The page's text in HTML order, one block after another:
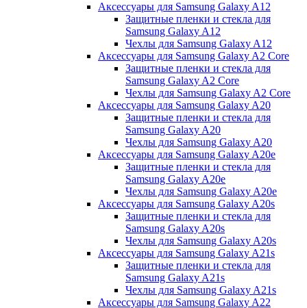
Аксессуары для Samsung Galaxy A12
Защитные пленки и стекла для
Samsung Galaxy A12
Чехлы для Samsung Galaxy A12
Аксессуары для Samsung Galaxy A2 Core
Защитные пленки и стекла для
Samsung Galaxy A2 Core
Чехлы для Samsung Galaxy A2 Core
Аксессуары для Samsung Galaxy A20
Защитные пленки и стекла для
Samsung Galaxy A20
Чехлы для Samsung Galaxy A20
Аксессуары для Samsung Galaxy A20e
Защитные пленки и стекла для
Samsung Galaxy A20e
Чехлы для Samsung Galaxy A20e
Аксессуары для Samsung Galaxy A20s
Защитные пленки и стекла для
Samsung Galaxy A20s
Чехлы для Samsung Galaxy A20s
Аксессуары для Samsung Galaxy A21s
Защитные пленки и стекла для
Samsung Galaxy A21s
Чехлы для Samsung Galaxy A21s
Аксессуары для Samsung Galaxy A22